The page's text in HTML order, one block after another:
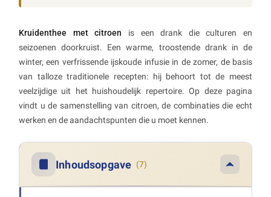
Kruidenthee met citroen is een drank die culturen en
seizoenen doorkruist. Een warme, troostende drank in de
winter, een verfrissende ijskoude infusie in de zomer, de basis
van talloze traditionele recepten: hij behoort tot de meest
veelzijdige uit het huishoudelijk repertoire. Op deze pagina
vindt u de samenstelling van citroen, de combinaties die echt
werken en de aandachtspunten die u moet kennen.
Inhoudsopgave (7)